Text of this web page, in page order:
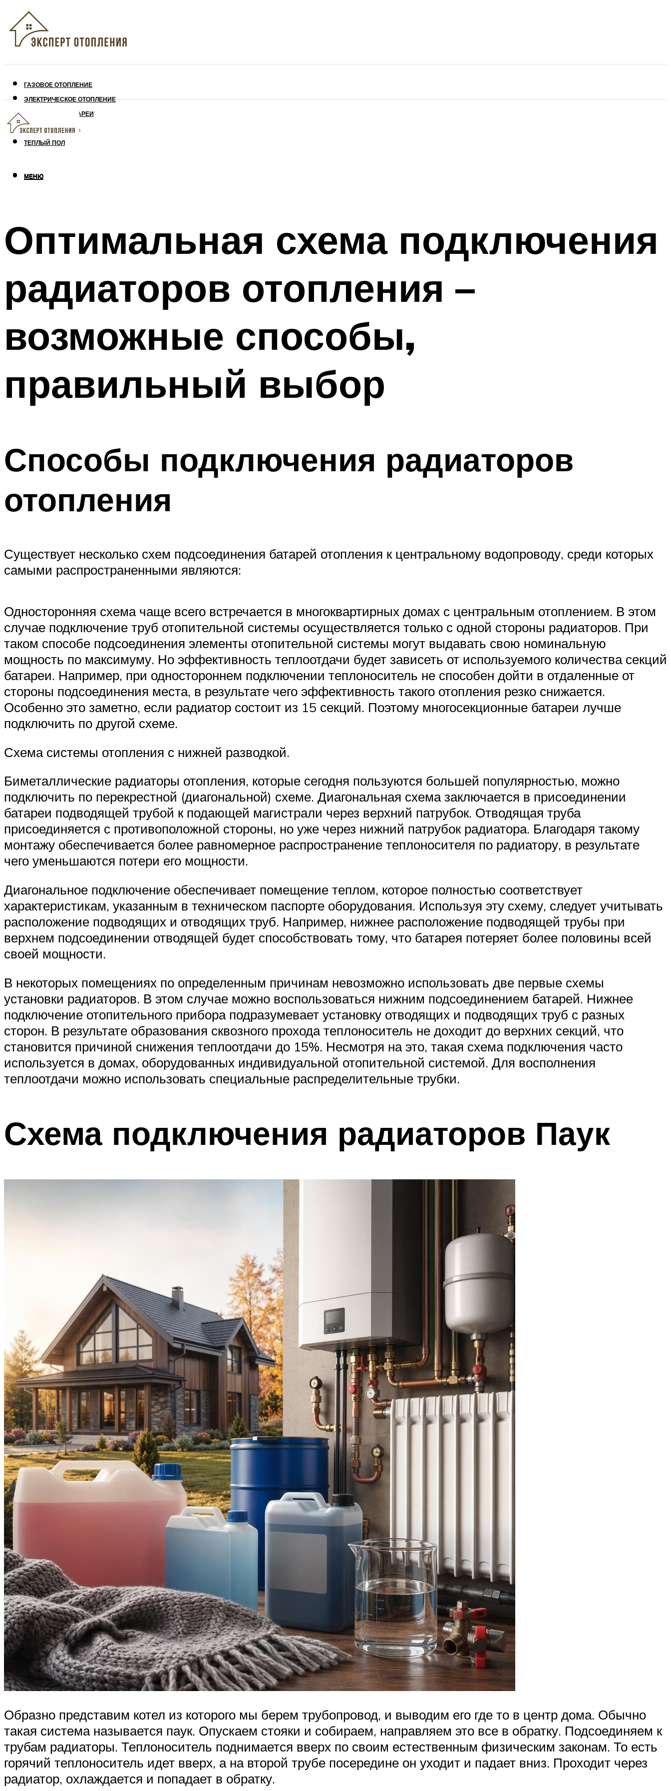
ГАЗОВОЕ ОТОПЛЕНИЕ
ЭЛЕКТРИЧЕСКОЕ ОТОПЛЕНИЕ
СОЛНЕЧНЫЕ БАТАРЕИ
УТЕПЛЕНИЕ ДОМА
ТЕПЛЫЙ ПОЛ
МЕНЮ
МЕНЮ
Оптимальная схема подключения
радиаторов отопления –
возможные способы,
правильный выбор
Способы подключения радиаторов
отопления
Существует несколько схем подсоединения батарей отопления к центральному водопроводу, среди которых
самыми распространенными являются:
Односторонняя схема чаще всего встречается в многоквартирных домах с центральным отоплением. В этом
случае подключение труб отопительной системы осуществляется только с одной стороны радиаторов. При
таком способе подсоединения элементы отопительной системы могут выдавать свою номинальную
мощность по максимуму. Но эффективность теплоотдачи будет зависеть от используемого количества секций
батареи. Например, при одностороннем подключении теплоноситель не способен дойти в отдаленные от
стороны подсоединения места, в результате чего эффективность такого отопления резко снижается.
Особенно это заметно, если радиатор состоит из 15 секций. Поэтому многосекционные батареи лучше
подключить по другой схеме.
Схема системы отопления с нижней разводкой.
Биметаллические радиаторы отопления, которые сегодня пользуются большей популярностью, можно
подключить по перекрестной (диагональной) схеме. Диагональная схема заключается в присоединении
батареи подводящей трубой к подающей магистрали через верхний патрубок. Отводящая труба
присоединяется с противоположной стороны, но уже через нижний патрубок радиатора. Благодаря такому
монтажу обеспечивается более равномерное распространение теплоносителя по радиатору, в результате
чего уменьшаются потери его мощности.
Диагональное подключение обеспечивает помещение теплом, которое полностью соответствует
характеристикам, указанным в техническом паспорте оборудования. Используя эту схему, следует учитывать
расположение подводящих и отводящих труб. Например, нижнее расположение подводящей трубы при
верхнем подсоединении отводящей будет способствовать тому, что батарея потеряет более половины всей
своей мощности.
В некоторых помещениях по определенным причинам невозможно использовать две первые схемы
установки радиаторов. В этом случае можно воспользоваться нижним подсоединением батарей. Нижнее
подключение отопительного прибора подразумевает установку отводящих и подводящих труб с разных
сторон. В результате образования сквозного прохода теплоноситель не доходит до верхних секций, что
становится причиной снижения теплоотдачи до 15%. Несмотря на это, такая схема подключения часто
используется в домах, оборудованных индивидуальной отопительной системой. Для восполнения
теплоотдачи можно использовать специальные распределительные трубки.
Схема подключения радиаторов Паук
Образно представим котел из которого мы берем трубопровод, и выводим его где то в центр дома. Обычно
такая система называется паук. Опускаем стояки и собираем, направляем это все в обратку. Подсоединяем к
трубам радиаторы. Теплоноситель поднимается вверх по своим естественным физическим законам. То есть
горячий теплоноситель идет вверх, а на второй трубе посередине он уходит и падает вниз. Проходит через
радиатор, охлаждается и попадает в обратку.